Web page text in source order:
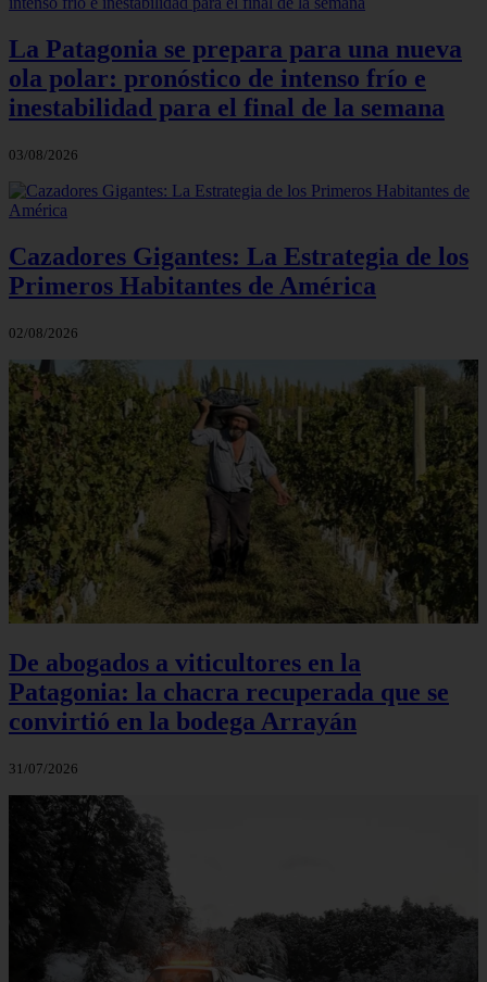
La Patagonia se prepara para una nueva
ola polar: pronóstico de intenso frío e
inestabilidad para el final de la semana
03/08/2026
Cazadores Gigantes: La Estrategia de los
Primeros Habitantes de América
02/08/2026
De abogados a viticultores en la
Patagonia: la chacra recuperada que se
convirtió en la bodega Arrayán
31/07/2026